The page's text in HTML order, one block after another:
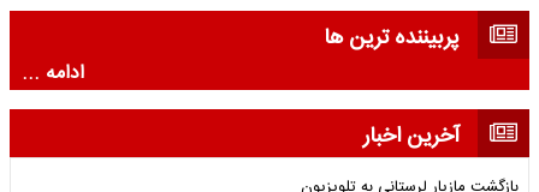
پربیننده ترین ها
ادامه ...
آخرین اخبار